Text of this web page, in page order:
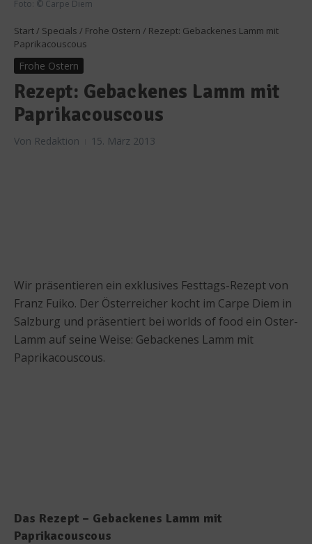
Foto: © Carpe Diem
Start / Specials / Frohe Ostern / Rezept: Gebackenes Lamm mit
Paprikacouscous
Frohe Ostern
Rezept: Gebackenes Lamm mit
Paprikacouscous
Von Redaktion 15. März 2013
Wir präsentieren ein exklusives Festtags-Rezept von
Franz Fuiko. Der Österreicher kocht im Carpe Diem in
Salzburg und präsentiert bei worlds of food ein Oster-
Lamm auf seine Weise: Gebackenes Lamm mit
Paprikacouscous.
Das Rezept – Gebackenes Lamm mit
Paprikacouscous